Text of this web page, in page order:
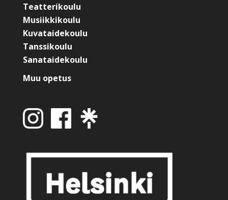
Teatterikoulu
Musiikkikoulu
Kuvataidekoulu
Tanssikoulu
Sanataidekoulu
Muu opetus